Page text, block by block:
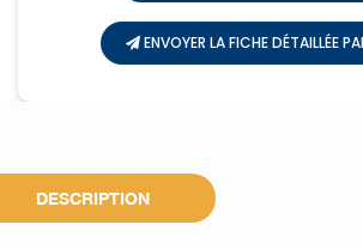
ENVOYER LA FICHE DÉTAILLÉE
DESCRIPTION